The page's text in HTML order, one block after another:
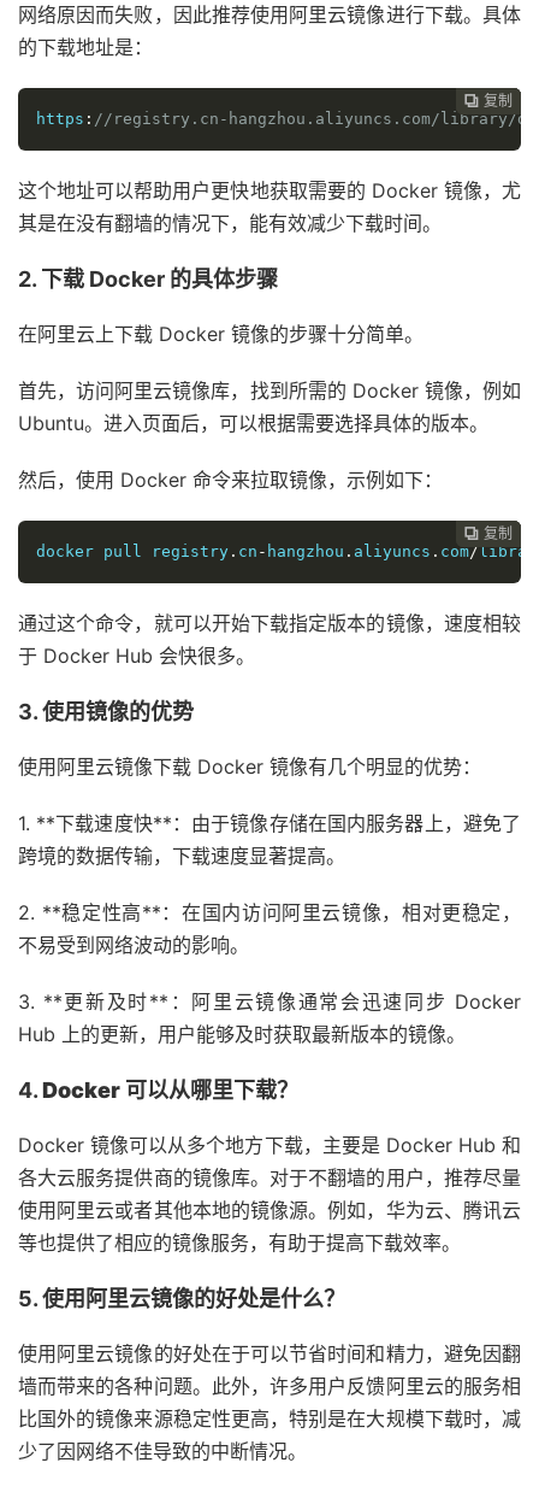
网络原因而失败，因此推荐使用阿里云镜像进行下载。具体
的下载地址是：
 复制
 复制
 复制
 复制
https : //registry.cn-hangzhou.aliyuncs.com/library/
这个地址可以帮助用户更快地获取需要的 Docker 镜像，尤
其是在没有翻墙的情况下，能有效减少下载时间。
2. 下载 Docker 的具体步骤
在阿里云上下载 Docker 镜像的步骤十分简单。
首先，访问阿里云镜像库，找到所需的 Docker 镜像，例如
Ubuntu。进入页面后，可以根据需要选择具体的版本。
然后，使用 Docker 命令来拉取镜像，示例如下：
 复制
 复制
 复制
docker pull registry . cn - hangzhou . aliyuncs . com/
通过这个命令，就可以开始下载指定版本的镜像，速度相较
于 Docker Hub 会快很多。
3. 使用镜像的优势
使用阿里云镜像下载 Docker 镜像有几个明显的优势：
1. **下载速度快**：由于镜像存储在国内服务器上，避免了
跨境的数据传输，下载速度显著提高。
2. **稳定性高**：在国内访问阿里云镜像，相对更稳定，
不易受到网络波动的影响。
3. **更新及时**：阿里云镜像通常会迅速同步 Docker
Hub 上的更新，用户能够及时获取最新版本的镜像。
4.Docker 可以从哪里下载？
Docker 镜像可以从多个地方下载，主要是 Docker Hub 和
各大云服务提供商的镜像库。对于不翻墙的用户，推荐尽量
使用阿里云或者其他本地的镜像源。例如，华为云、腾讯云
等也提供了相应的镜像服务，有助于提高下载效率。
5.使用阿里云镜像的好处是什么？
使用阿里云镜像的好处在于可以节省时间和精力，避免因翻
墙而带来的各种问题。此外，许多用户反馈阿里云的服务相
比国外的镜像来源稳定性更高，特别是在大规模下载时，减
少了因网络不佳导致的中断情况。